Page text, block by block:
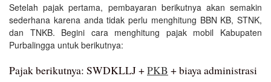
Setelah pajak pertama, pembayaran berikutnya akan semakin
sederhana karena anda tidak perlu menghitung BBN KB, STNK,
dan TNKB. Begini cara menghitung pajak mobil Kabupaten
Purbalingga untuk berikutnya:
Pajak berikutnya: SWDKLLJ +PKB + biaya administrasi